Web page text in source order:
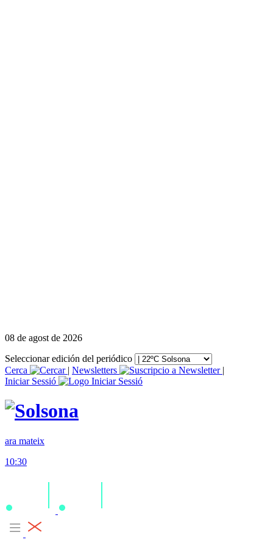
08 de agost de 2026
Seleccionar edición del periódico
Cerca
| Newsletters
|
Iniciar Sessió
ara mateix
10:30